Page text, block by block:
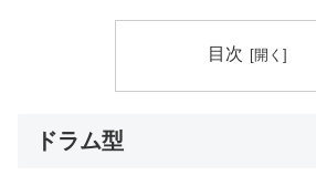
目次
ドラム型